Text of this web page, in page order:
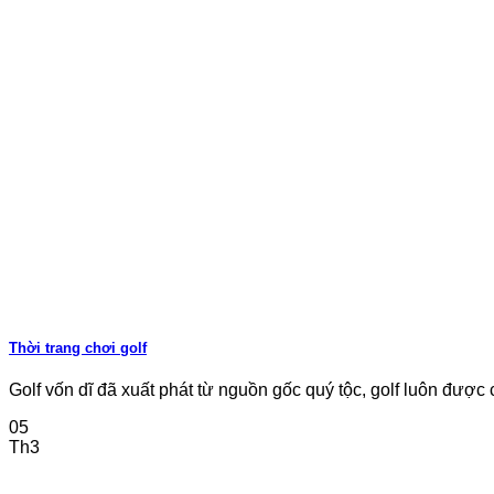
Thời trang chơi golf
Golf vốn dĩ đã xuất phát từ nguồn gốc quý tộc, golf luôn được
05
Th3